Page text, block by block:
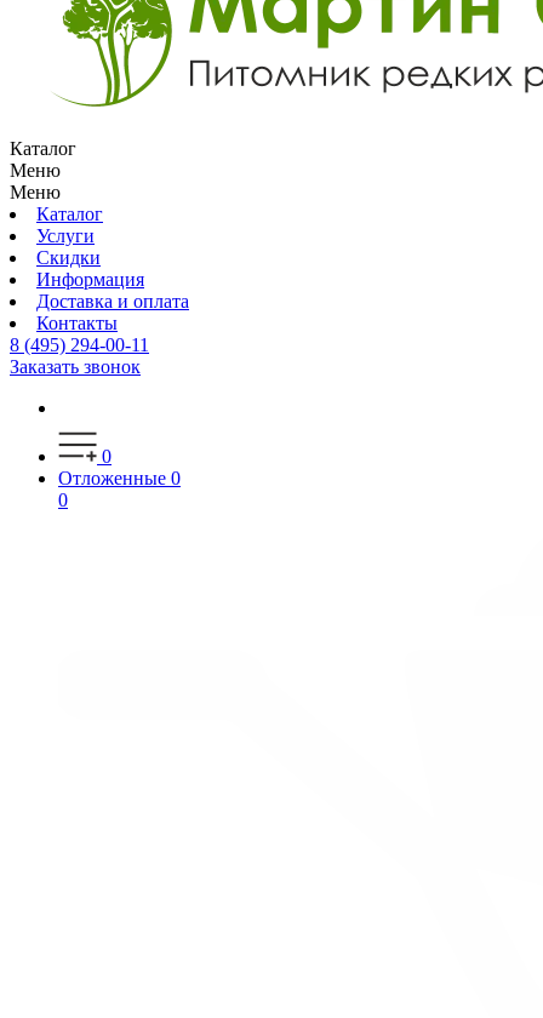
Каталог
Меню
Меню
Каталог
Услуги
Скидки
Информация
Доставка и оплата
Контакты
8 (495) 294-00-11
Заказать звонок
0
Отложенные 0
0